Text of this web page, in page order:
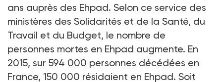
ans auprès des Ehpad. Selon ce service des
ministères des Solidarités et de la Santé, du
Travail et du Budget, le nombre de
personnes mortes en Ehpad augmente. En
2015, sur 594 000 personnes décédées en
France, 150 000 résidaient en Ehpad. Soit